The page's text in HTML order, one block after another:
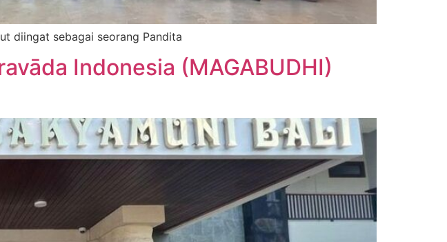
diingat sebagai seorang Pandita
Indonesia (MAGABUDHI)